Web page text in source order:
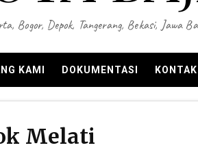
Bogor, Depok, Tangerang, Bekasi, Jawa
KAMI DOKUMENTASI KONTAK
Melati